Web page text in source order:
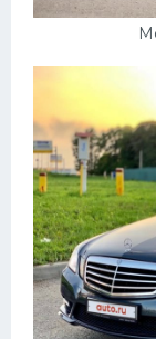
Красивые
Пежо
Ауди
Гараж
Русские авто
Вольво
БМВ